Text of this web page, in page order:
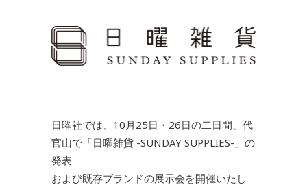
日曜社では、10月25日・26日の二日間、代
官山で「日曜雑貨 -SUNDAY SUPPLIES-」の
発表
および既存ブランドの展示会を開催いたし